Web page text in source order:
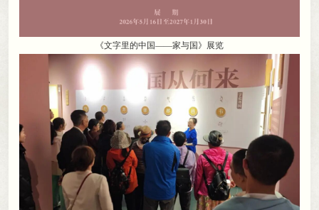
《文字里的中国——家与国》展览